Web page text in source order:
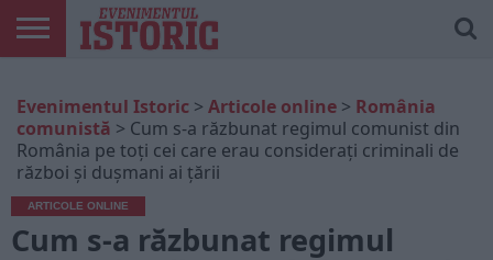
ONLINE
EDIȚII
TIPĂRITE
ISTORIC
PLAY
CONTUL
MEU
Evenimentul Istoric > Articole online > România
comunistă > Cum s-a răzbunat regimul comunist din
România pe toți cei care erau considerați criminali de
război și dușmani ai țării
ARTICOLE ONLINE
Cum s-a răzbunat regimul